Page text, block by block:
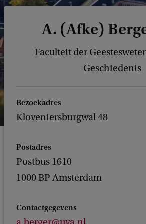
A. (Afke)
Faculteit der
Geschiedenis
Bezoekadres
Kloveniersburgwal 48
Postadres
Postbus 1610
1000 BP Amsterdam
Contactgegevens